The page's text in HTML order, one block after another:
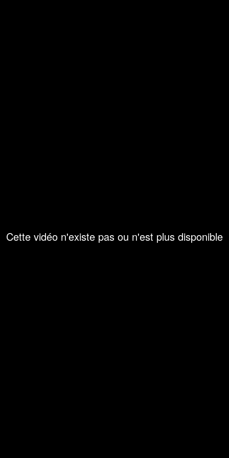
Cette vidéo n'existe pas ou n'est plus disponible